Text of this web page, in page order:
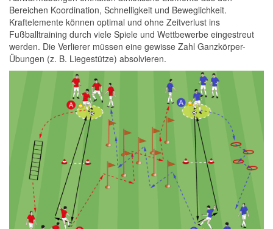
Bereichen Koordination, Schnelligkeit und Beweglichkeit.
Kraftelemente können optimal und ohne Zeitverlust ins
Fußballtraining durch viele Spiele und Wettbewerbe eingestreut
werden. Die Verlierer müssen eine gewisse Zahl Ganzkörper-
Übungen (z. B. Liegestütze) absolvieren.